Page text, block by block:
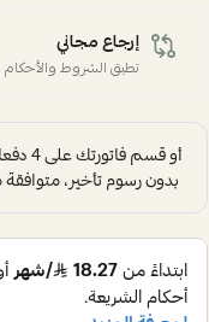
إرجاع مجاني
تطبق الشروط والأحكام